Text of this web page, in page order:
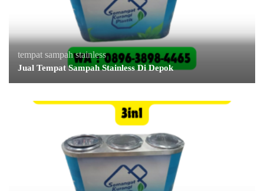
tempat sampah stainless
Jual Tempat Sampah Stainless Di Depok